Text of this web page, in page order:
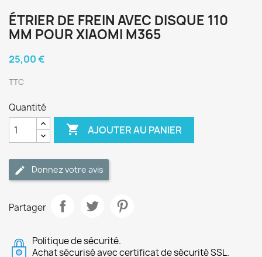
ÉTRIER DE FREIN AVEC DISQUE 110
MM POUR XIAOMI M365
25,00 €
TTC
Quantité
 AJOUTER AU PANIER
Donnez votre avis
Partager
Politique de sécurité.
Achat sécurisé avec certificat de sécurité SSL.